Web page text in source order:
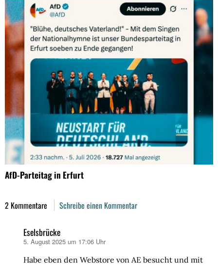
AfD-Parteitag in Erfurt
2 Kommentare Schreibe einen Kommentar
Eselsbrücke
sagt:
5. August 2025 um 17:06 Uhr
Habe eben den Webstore von AE besucht und mit